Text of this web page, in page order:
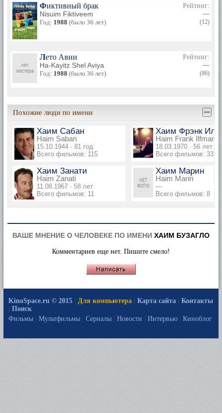
Фиктивный брак
Nisuim Fiktiveem
Год: 1988 (было 36 лет)
Рейтинг:
—
(12)
Лето Авии
Ha-Kayitz Shel Aviya
Год: 1988 (было 36 лет)
Рейтинг:
—
(86)
Похожие люди по имени
Хаим Сабан
Haim Saban
15.10.1944 · 81 год
Всего фильмов: 115
Хаим Фрэнк
Haim Frank Ilfman
18.03.1970 · 56 лет
Всего фильмов: 33
Хаим Занати
Haim Zanati
11.08.1967 · 58 лет
Всего фильмов: 11
Хаим Марин
Haim Marin
—
Всего фильмов: 8
ВАШЕ МНЕНИЕ О ЧЕЛОВЕКЕ ПО ИМЕНИ ХАИМ БУЗАГЛО
Комментариев еще нет. Пишите смело!
KinoSpace.ru © 2015 Для компьютера Карта сайта
Контакты
Поиск
Фильмы
Мультфильмы Сериалы Новости Интервью Киноблог